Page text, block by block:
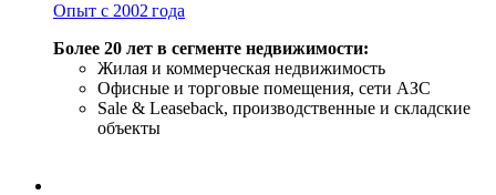
Опыт с 2002 года
Более 20 лет в сегменте недвижимости:
Жилая и коммерческая недвижимость
Офисные и торговые помещения, сети АЗС
Sale & Leaseback, производственные и складские
объекты